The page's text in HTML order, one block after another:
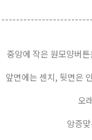
중앙에 작은 원모양버
앞면에는 센치, 뒷면은
오
앙증